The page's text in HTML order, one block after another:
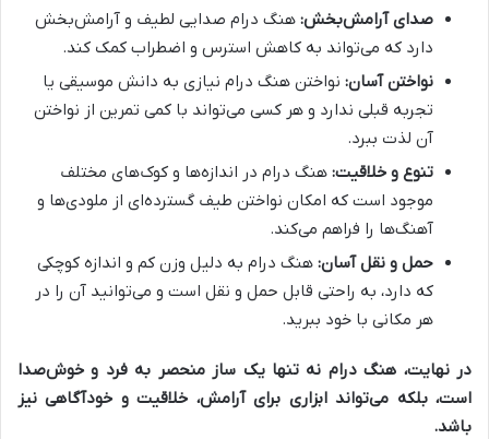
صدای آرامش‌بخش: هنگ درام صدایی لطیف و آرامش‌بخش
دارد که می‌تواند به کاهش استرس و اضطراب کمک کند.
نواختن آسان: نواختن هنگ درام نیازی به دانش موسیقی یا
تجربه قبلی ندارد و هر کسی می‌تواند با کمی تمرین از نواختن
آن لذت ببرد.
تنوع و خلاقیت: هنگ درام در اندازه‌ها و کوک‌های مختلف
موجود است که امکان نواختن طیف گسترده‌ای از ملودی‌ها و
آهنگ‌ها را فراهم می‌کند.
حمل و نقل آسان: هنگ درام به دلیل وزن کم و اندازه کوچکی
که دارد، به راحتی قابل حمل و نقل است و می‌توانید آن را در
هر مکانی با خود ببرید.
در نهایت، هنگ درام نه تنها یک ساز منحصر به فرد و خوش‌صدا
است، بلکه می‌تواند ابزاری برای آرامش، خلاقیت و خودآگاهی نیز
باشد.